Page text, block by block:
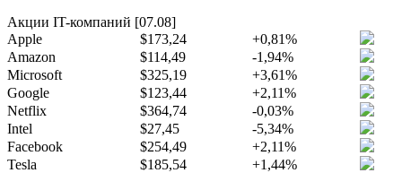
Акции IT-компаний [07.08]
Apple
$173,24
+0,81%
Amazon
$114,49
-1,94%
Microsoft
$325,19
+3,61%
Google
$123,44
+2,11%
Netflix
$364,74
-0,03%
Intel
$27,45
-5,34%
Facebook
$254,49
+2,11%
Tesla
$185,54
+1,44%